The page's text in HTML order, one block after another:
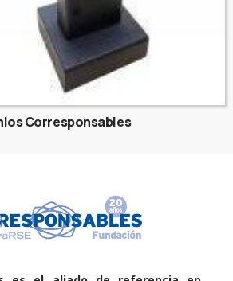
Corresponsables